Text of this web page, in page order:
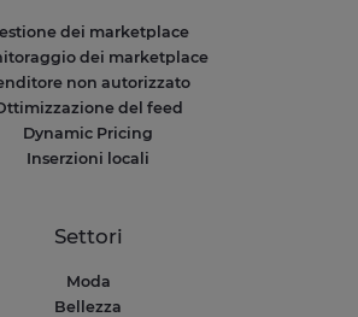
dei marketplace
dei marketplace
non autorizzato
del feed
Dynamic Pricing
Inserzioni locali
Settori
Moda
Bellezza